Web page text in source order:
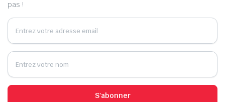
pas !
S'abonner